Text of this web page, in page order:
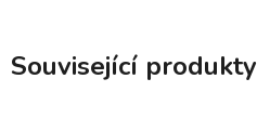
Související produkty